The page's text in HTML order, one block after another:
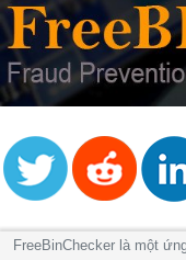
FreeBinChecker là một